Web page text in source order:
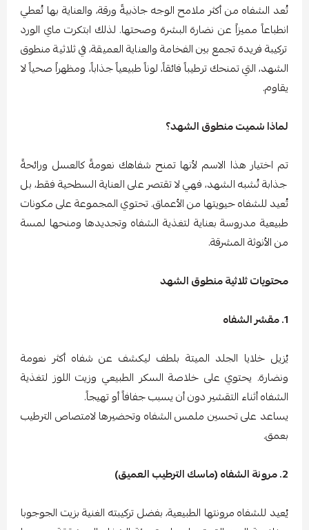
تُعد الشفاه من أكثر ملامح الوجه جاذبيةً ورقة، والعناية بها تُعطي
انطباعاً مميزاً عن نضارة البشرة وصحتها. لذلك ابتكرت ماي الورد
تركيبة فريدة تجمع بين الفخامة والعناية العميقة، في ثلاثية منطوق
الشهد، التي تمنحك ترطيباً فائقاً، لوناً طبيعياً جذاباً، ومظهراً صحياً لا
يقاوم.
لماذا سُميت منطوق الشهد؟
تم اختيار هذا الاسم لأنها تمنح شفاهك نعومةً كالعسل ورائحةً
جذابة تُشبه الشهد، فهي لا تقتصر على العناية السطحية فقط، بل
تُعيد للشفاه حيويتها من الأعماق. تحتوي المجموعة على مكونات
طبيعية مدروسة بعناية لتغذية الشفاه وتجديدها ومنحها لمسة
من الأنوثة المشرقة.
محتويات ثلاثية منطوق الشهد
1. مقشر الشفاه
يُزيل خلايا الجلد الميتة بلطف ليكشف عن شفاه أكثر نعومة
ونضارة. يحتوي على خلاصة السكر الطبيعي وزيت اللوز لتغذية
الشفاه أثناء التقشير دون أن يسبب جفافاً أو تهيجاً.
يساعد على تحسين ملمس الشفاه وتحضيرها لامتصاص الترطيب
بعمق.
2. مرونة الشفاه (ماسك الترطيب العميق)
يُعيد للشفاه مرونتها الطبيعية، بفضل تركيبته الغنية بزيت الجوجوبا